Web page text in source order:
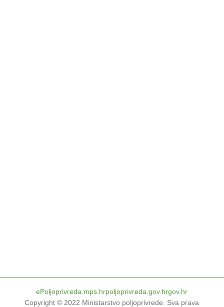
Copyright © 2022 Ministarstvo poljoprivrede
Sva prava
ePoljoprivreda.mps.hrpoljoprivreda.gov.hrgov.hr